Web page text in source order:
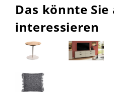
Das könnte Sie
interessieren